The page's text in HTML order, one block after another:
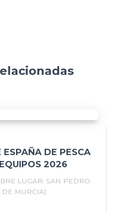
DE PESCA
2026
LUGAR: SAN PEDRO
MURCIA)